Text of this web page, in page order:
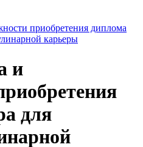
приобретения диплома
карьеры
и
для